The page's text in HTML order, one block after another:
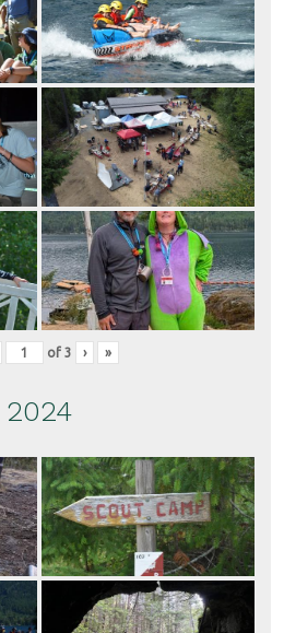
of3 › »
2024